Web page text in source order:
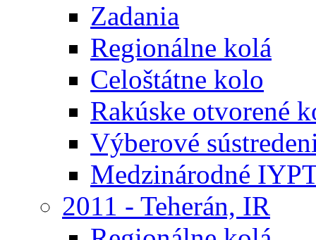
Zadania
Regionálne kolá
Celoštátne kolo
Rakúske otvorené
Výberové
Medzinárodné
2011 - Teherán, IR